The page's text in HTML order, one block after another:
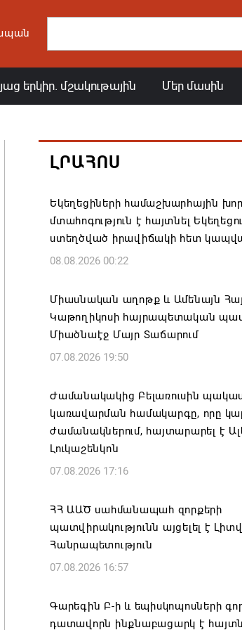
երկիր. մշակութային Մեր մասին
ԼՐԱՀՈՍ
Եկեղեցիների համաշխարհային
մտահոգություն է հայտնել
ստեղծված իրավիճակի հետ
08.08.2026 00:22
Միասնական աղոթք և Ամենայն
Կաթողիկոսի հայրապետական
Միածնաէջ Մայր Տաճարում
07.08.2026 19:50
Ժամանակակից Բելառուսին
կառավարման համակարգը, որը
ժամանակներում, հայտարարել է
Լուկաշենկոն
07.08.2026 17:16
ՀՀ ԱԱԾ սահմանապահ զորքերի
պատվիրակությունն այցելել է
Հանրապետություն
07.08.2026 16:57
Գարեգին Բ-ի և եպիսկոպոսների
դատավորն ինքնաբացարկ է